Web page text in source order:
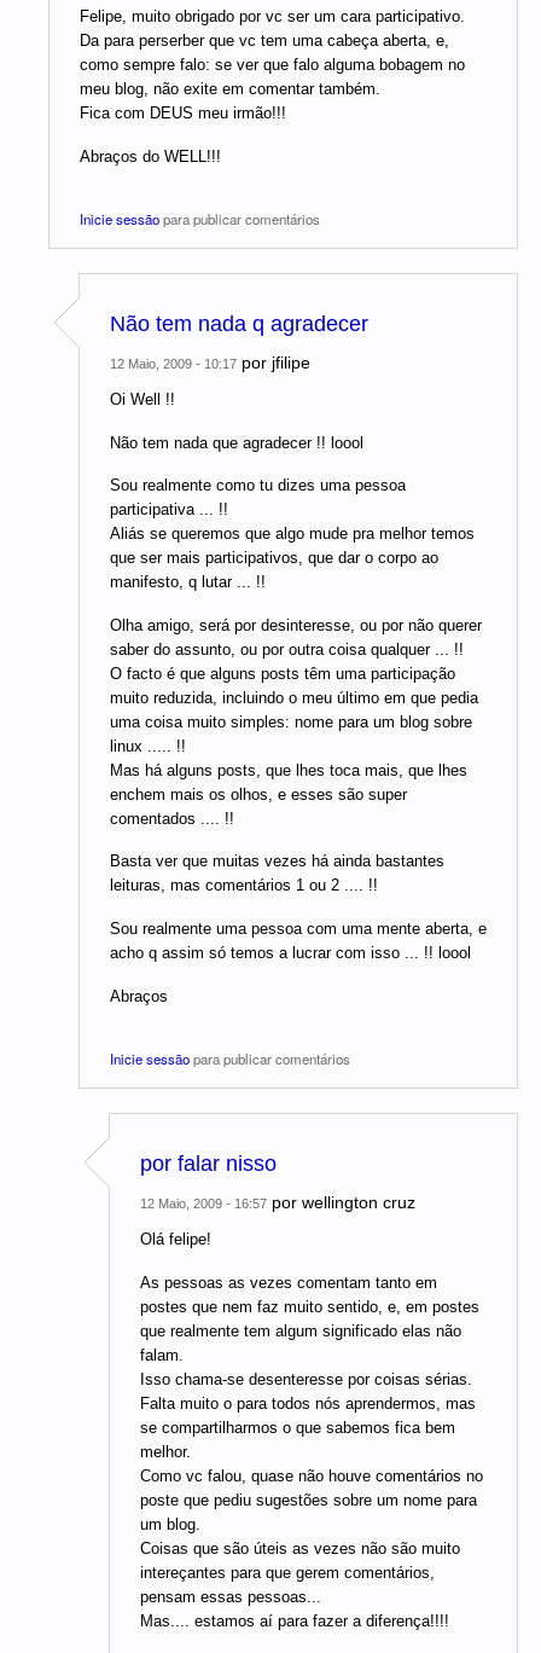
Felipe, muito obrigado por vc ser um cara participativo.
Da para perserber que vc tem uma cabeça aberta, e,
como sempre falo: se ver que falo alguma bobagem no
meu blog, não exite em comentar também.
Fica com DEUS meu irmão!!!
Abraços do WELL!!!
Inicie sessãopara publicar comentários
Não tem nada q agradecer
12 Maio, 2009 - 10:17 por jfilipe
Oi Well !!
Não tem nada que agradecer !! loool
Sou realmente como tu dizes uma pessoa
participativa ... !!
Aliás se queremos que algo mude pra melhor temos
que ser mais participativos, que dar o corpo ao
manifesto, q lutar ... !!
Olha amigo, será por desinteresse, ou por não querer
saber do assunto, ou por outra coisa qualquer ... !!
O facto é que alguns posts têm uma participação
muito reduzida, incluindo o meu último em que pedia
uma coisa muito simples: nome para um blog sobre
linux ..... !!
Mas há alguns posts, que lhes toca mais, que lhes
enchem mais os olhos, e esses são super
comentados .... !!
Basta ver que muitas vezes há ainda bastantes
leituras, mas comentários 1 ou 2 .... !!
Sou realmente uma pessoa com uma mente aberta, e
acho q assim só temos a lucrar com isso ... !! loool
Abraços
Inicie sessãopara publicar comentários
por falar nisso
12 Maio, 2009 - 16:57 por wellington cruz
Olá felipe!
As pessoas as vezes comentam tanto em
postes que nem faz muito sentido, e, em postes
que realmente tem algum significado elas não
falam.
Isso chama-se desenteresse por coisas sérias.
Falta muito o para todos nós aprendermos, mas
se compartilharmos o que sabemos fica bem
melhor.
Como vc falou, quase não houve comentários no
poste que pediu sugestões sobre um nome para
um blog.
Coisas que são úteis as vezes não são muito
intereçantes para que gerem comentários,
pensam essas pessoas...
Mas.... estamos aí para fazer a diferença!!!!